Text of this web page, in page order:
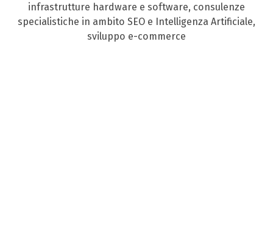
infrastrutture hardware e software, consulenze
specialistiche in ambito SEO e Intelligenza Artificiale,
sviluppo e-commerce